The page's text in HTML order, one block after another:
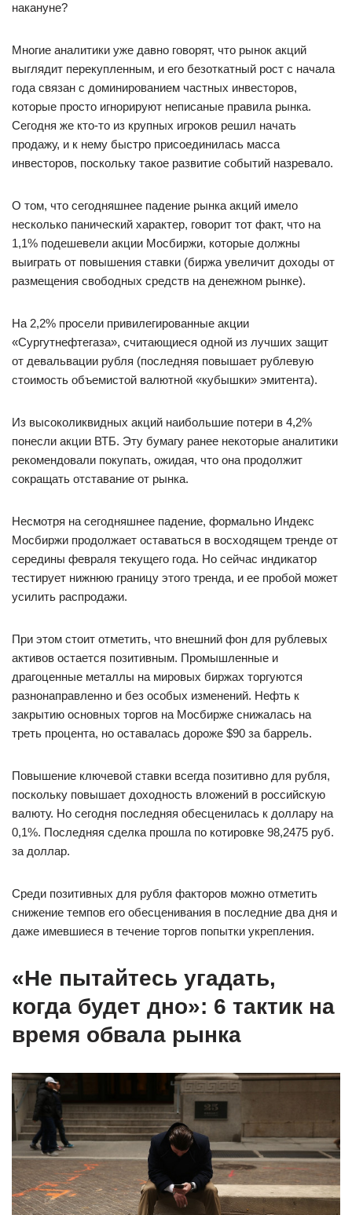
накануне?
Многие аналитики уже давно говорят, что рынок акций
выглядит перекупленным, и его безоткатный рост с начала
года связан с доминированием частных инвесторов,
которые просто игнорируют неписаные правила рынка.
Сегодня же кто-то из крупных игроков решил начать
продажу, и к нему быстро присоединилась масса
инвесторов, поскольку такое развитие событий назревало.
О том, что сегодняшнее падение рынка акций имело
несколько панический характер, говорит тот факт, что на
1,1% подешевели акции Мосбиржи, которые должны
выиграть от повышения ставки (биржа увеличит доходы от
размещения свободных средств на денежном рынке).
На 2,2% просели привилегированные акции
«Сургутнефтегаза», считающиеся одной из лучших защит
от девальвации рубля (последняя повышает рублевую
стоимость объемистой валютной «кубышки» эмитента).
Из высоколиквидных акций наибольшие потери в 4,2%
понесли акции ВТБ. Эту бумагу ранее некоторые аналитики
рекомендовали покупать, ожидая, что она продолжит
сокращать отставание от рынка.
Несмотря на сегодняшнее падение, формально Индекс
Мосбиржи продолжает оставаться в восходящем тренде от
середины февраля текущего года. Но сейчас индикатор
тестирует нижнюю границу этого тренда, и ее пробой может
усилить распродажи.
При этом стоит отметить, что внешний фон для рублевых
активов остается позитивным. Промышленные и
драгоценные металлы на мировых биржах торгуются
разнонаправленно и без особых изменений. Нефть к
закрытию основных торгов на Мосбирже снижалась на
треть процента, но оставалась дороже $90 за баррель.
Повышение ключевой ставки всегда позитивно для рубля,
поскольку повышает доходность вложений в российскую
валюту. Но сегодня последняя обесценилась к доллару на
0,1%. Последняя сделка прошла по котировке 98,2475 руб.
за доллар.
Среди позитивных для рубля факторов можно отметить
снижение темпов его обесценивания в последние два дня и
даже имевшиеся в течение торгов попытки укрепления.
«Не пытайтесь угадать,
когда будет дно»: 6 тактик на
время обвала рынка